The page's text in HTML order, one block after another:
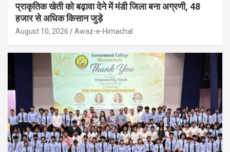
प्राकृतिक खेती को बढ़ावा देने में मंडी जिला बना अग्रणी, 48
हजार से अधिक किसान जुड़े
August 10, 2026 Awaz-e-Himachal